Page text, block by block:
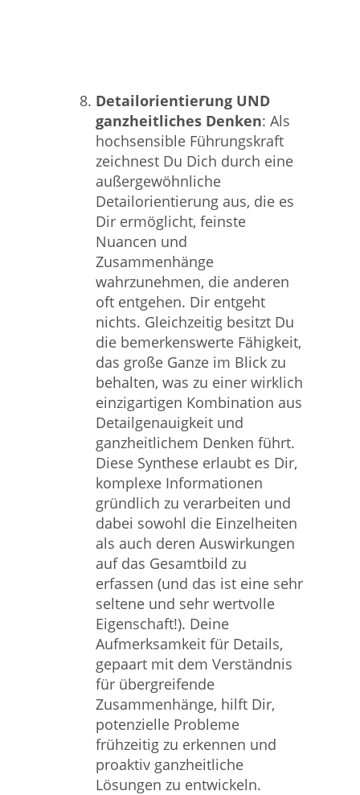
Detailorientierung UND
ganzheitliches Denken: Als
hochsensible Führungskraft
zeichnest Du Dich durch eine
außergewöhnliche
Detailorientierung aus, die es
Dir ermöglicht, feinste
Nuancen und
Zusammenhänge
wahrzunehmen, die anderen
oft entgehen. Dir entgeht
nichts. Gleichzeitig besitzt Du
die bemerkenswerte Fähigkeit,
das große Ganze im Blick zu
behalten, was zu einer wirklich
einzigartigen Kombination aus
Detailgenauigkeit und
ganzheitlichem Denken führt.
Diese Synthese erlaubt es Dir,
komplexe Informationen
gründlich zu verarbeiten und
dabei sowohl die Einzelheiten
als auch deren Auswirkungen
auf das Gesamtbild zu
erfassen (und das ist eine sehr
seltene und sehr wertvolle
Eigenschaft!). Deine
Aufmerksamkeit für Details,
gepaart mit dem Verständnis
für übergreifende
Zusammenhänge, hilft Dir,
potenzielle Probleme
frühzeitig zu erkennen und
proaktiv ganzheitliche
Lösungen zu entwickeln.